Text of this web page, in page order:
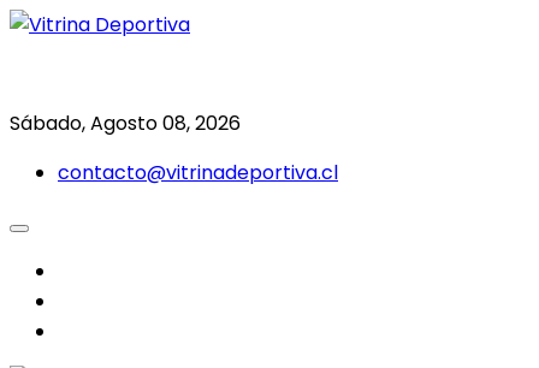
Saltar
Sábado, Agosto 08, 2026
contacto@vitrinadeportiva.cl